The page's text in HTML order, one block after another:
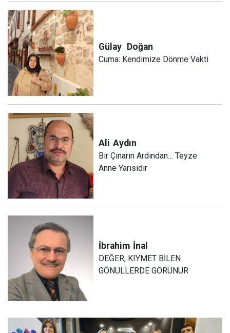
Gülay Doğan
Cuma: Kendimize Dönme Vakti
Ali Aydın
Bir Çınarın Ardından… Teyze
Anne Yarısıdır
İbrahim İnal
DEĞER, KIYMET BİLEN
GÖNÜLLERDE GÖRÜNÜR